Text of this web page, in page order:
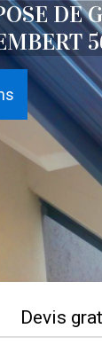
DE
Devis